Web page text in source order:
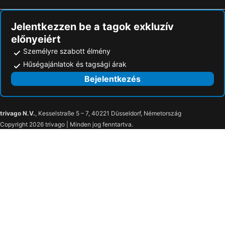
Fröttmaning Metro Station
Marien tér
Ammersee
Toskana Thermal Spa
Prágai Vár
Großer Brombachsee
Hauptbahnhof Augsburg
München-Pasing vasútállomás
Amberger Weihnachtsmarkt
Eishalle
Weißes Roß
Monte Kaolino
Erlebnisbad
Etzelwanger Kirchweih
Schmidt-Haus
Jade
Jelentkezzen be a tagok exkluzív
előnyeiért
Személyre szabott élmény
Hűségajánlatok és tagsági árak
Bejelentkezés
trivago N.V., Kesselstraße 5 – 7, 40221 Düsseldorf, Németország
Copyright 2026 trivago | Minden jog fenntartva.